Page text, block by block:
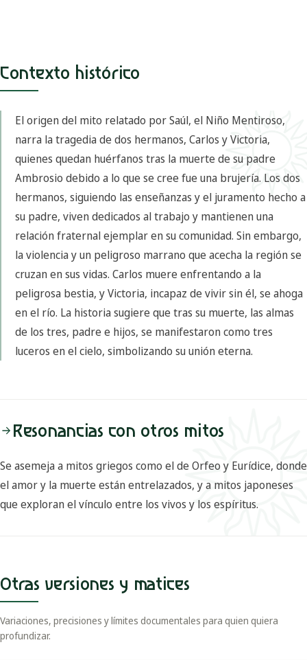
Contexto histórico
El origen del mito relatado por Saúl, el Niño Mentiroso,
narra la tragedia de dos hermanos, Carlos y Victoria,
quienes quedan huérfanos tras la muerte de su padre
Ambrosio debido a lo que se cree fue una brujería. Los dos
hermanos, siguiendo las enseñanzas y el juramento hecho a
su padre, viven dedicados al trabajo y mantienen una
relación fraternal ejemplar en su comunidad. Sin embargo,
la violencia y un peligroso marrano que acecha la región se
cruzan en sus vidas. Carlos muere enfrentando a la
peligrosa bestia, y Victoria, incapaz de vivir sin él, se ahoga
en el río. La historia sugiere que tras su muerte, las almas
de los tres, padre e hijos, se manifestaron como tres
luceros en el cielo, simbolizando su unión eterna.
Resonancias con otros mitos
Se asemeja a mitos griegos como el de Orfeo y Eurídice, donde
el amor y la muerte están entrelazados, y a mitos japoneses
que exploran el vínculo entre los vivos y los espíritus.
Otras versiones y matices
Variaciones, precisiones y límites documentales para quien quiera
profundizar.